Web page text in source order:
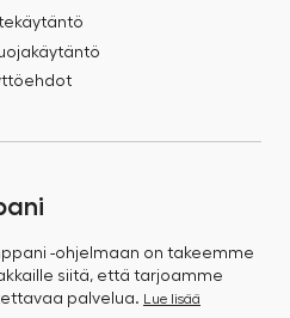
-ohjelmaan on takeemme
siitä, että tarjoamme
palvelua. Lue lisää